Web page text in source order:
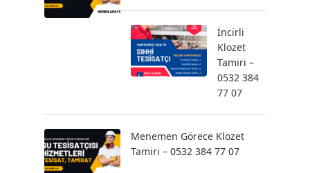
İncirli
Klozet
Tamiri –
0532 384
77 07
Menemen Görece Klozet
Tamiri – 0532 384 77 07